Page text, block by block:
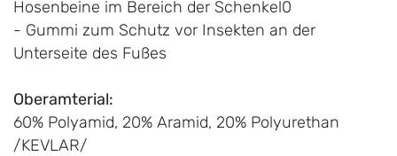
Hosenbeine im Bereich der Schenkel0
- Gummi zum Schutz vor Insekten an der
Unterseite des Fußes
Oberamterial:
60% Polyamid, 20% Aramid, 20% Polyurethan
/KEVLAR/